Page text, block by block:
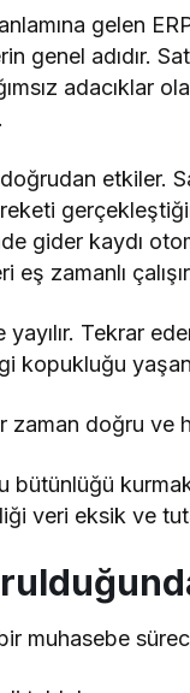
gelen
genel adıdır.
adacıklar
etkiler.
gider kaydı
zamanlı
Tekrar
kopukluğu
zaman doğru ve
bütünlüğü
veri eksik ve
muhasebe